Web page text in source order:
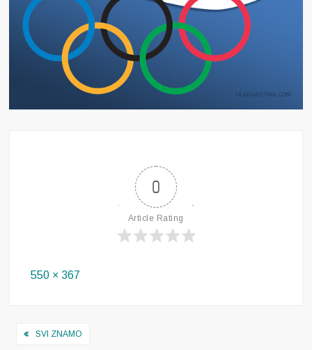
0
Article Rating
Full
550 × 367
Navigacija
SVI ZNAMO